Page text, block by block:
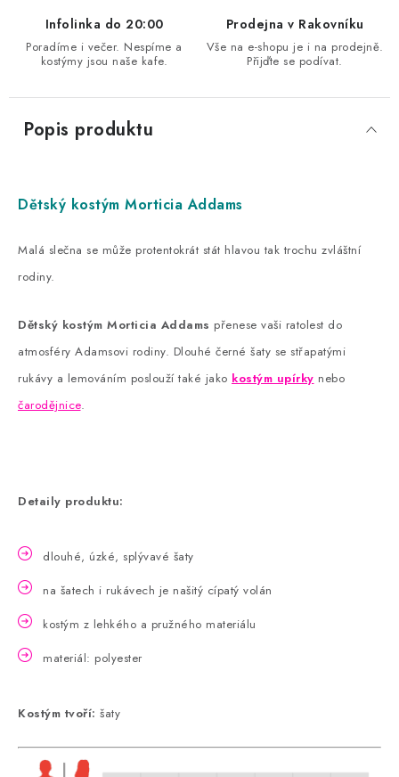
Infolinka do 20:00
Poradíme i večer. Nespíme a
kostýmy jsou naše kafe.
Prodejna v Rakovníku
Vše na e-shopu je i na prodejně.
Přijďte se podívat.
Popis produktu
Dětský kostým Morticia Addams
Malá slečna se může protentokrát stát hlavou tak trochu zvláštní
rodiny.
Dětský kostým Morticia Addams přenese vaši ratolest do
atmosféry Adamsovi rodiny. Dlouhé černé šaty se střapatými
rukávy a lemováním poslouží také jako kostým upírky nebo
čarodějnice.
Detaily produktu:
dlouhé, úzké, splývavé šaty
na šatech i rukávech je našitý cípatý volán
kostým z lehkého a pružného materiálu
materiál: polyester
Kostým tvoří: šaty